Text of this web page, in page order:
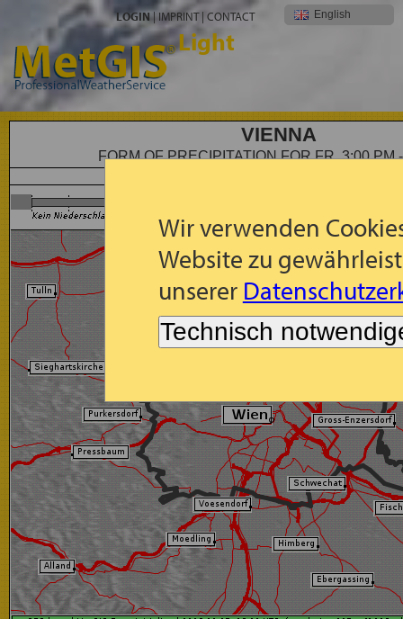
Wir verwenden
Website zu
unserer
Technisch
LOGIN| IMPRINT| CONTACT English
Light
VIENNA
FORM OF PRECIPITATION FOR FR, 3:00 PM